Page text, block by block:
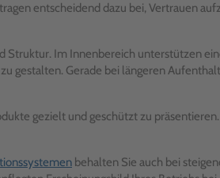
entscheidend dazu bei, Vertrauen
Im Innenbereich unterstützen
gestalten. Gerade bei längeren
gezielt und geschützt zu
behalten Sie auch bei